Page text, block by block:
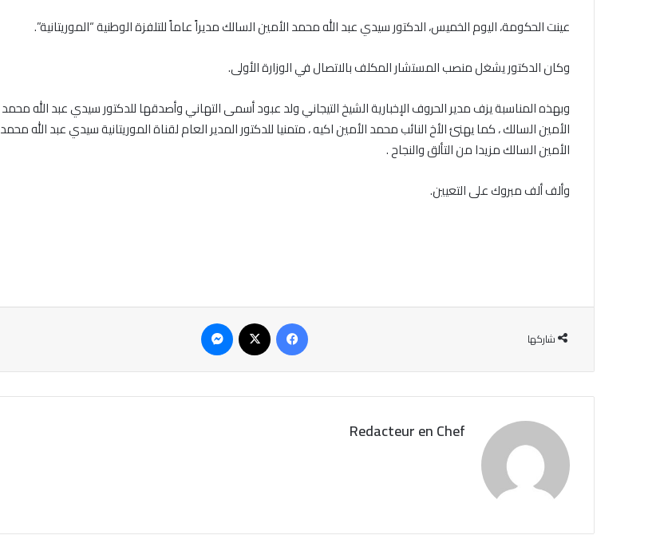
عينت الحكومة، اليوم الخميس، الدكتور سيدي عبد الله محمد الأمين السالك مديراً عاماً للتلفزة الوطنية “الموريتانية”.
وكان الدكتور يشغل منصب المستشار المكلف بالاتصال في الوزارة الأولى.
وبهذه المناسبة يزف مدير الحروف الإخبارية الشيخ التيجاني ولد عبود أسمى التهاني وأصدقها للدكتور سيدي عبد الله محمد
الأمين السالك ، كما يهنئ الأخ النائب محمد الأمين اكيه ، متمنيا للدكتور المدير العام لقناة الموريتانية سيدي عبد الله محمد
الأمين السالك مزيدا من التألق والنجاح .
وألف ألف مبروك على التعيين.
شاركها
Redacteur en Chef